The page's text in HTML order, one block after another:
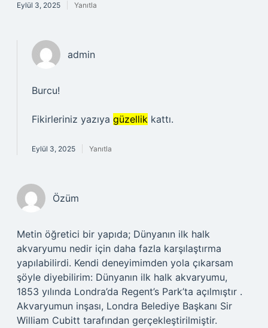
Eylül 3, 2025 Yanıtla
admin
Burcu!
Fikirleriniz yazıya güzellik kattı.
Eylül 3, 2025 Yanıtla
Özüm
Metin öğretici bir yapıda; Dünyanın ilk halk
akvaryumu nedir için daha fazla karşılaştırma
yapılabilirdi. Kendi deneyimimden yola çıkarsam
şöyle diyebilirim: Dünyanın ilk halk akvaryumu,
1853 yılında Londra’da Regent’s Park’ta açılmıştır .
Akvaryumun inşası, Londra Belediye Başkanı Sir
William Cubitt tarafından gerçekleştirilmiştir.